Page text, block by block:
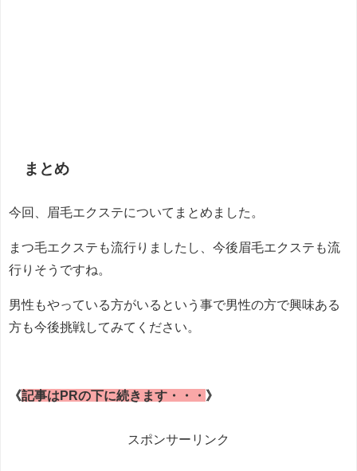
まとめ
今回、眉毛エクステについてまとめました。
まつ毛エクステも流行りましたし、今後眉毛エクステも流
行りそうですね。
男性もやっている方がいるという事で男性の方で興味ある
方も今後挑戦してみてください。
《記事はPRの下に続きます・・・ 》
スポンサーリンク